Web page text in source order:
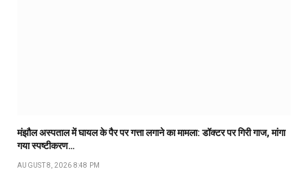
मंझौल अस्पताल में घायल के पैर पर गत्ता लगाने का मामला: डॉक्टर पर गिरी गाज, मांगा
गया स्पष्टीकरण…
AUGUST 8, 2026 8:48 PM